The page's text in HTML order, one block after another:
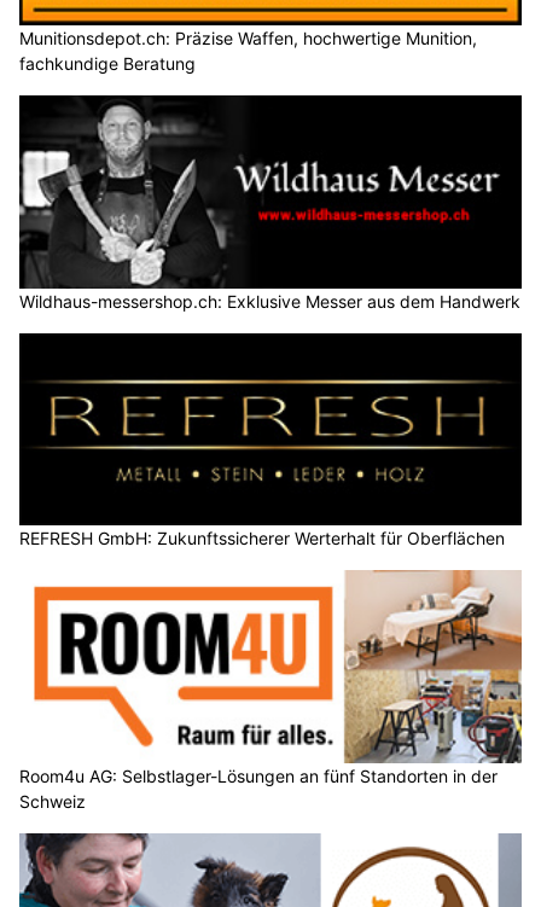
Munitionsdepot.ch: Präzise Waffen, hochwertige Munition,
fachkundige Beratung
Wildhaus-messershop.ch: Exklusive Messer aus dem Handwerk
REFRESH GmbH: Zukunftssicherer Werterhalt für Oberflächen
Room4u AG: Selbstlager-Lösungen an fünf Standorten in der
Schweiz